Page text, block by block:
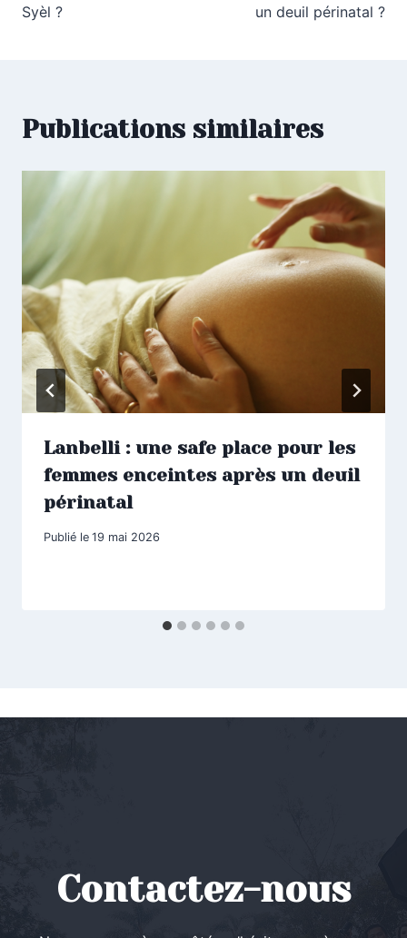
l’article
Syèl ?
un deuil périnatal ?
Publications similaires
Lanbelli : une safe place pour les
femmes enceintes après un deuil
périnatal
Publié le 19 mai 2026
Contactez-nous